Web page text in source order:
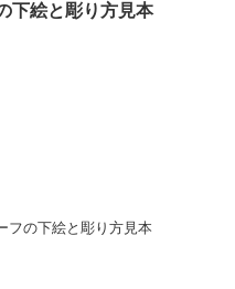
下絵と彫り方見本
フの下絵と彫り方見本